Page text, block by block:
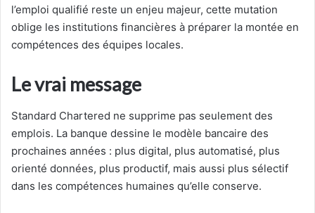
l’emploi qualifié reste un enjeu majeur, cette mutation
oblige les institutions financières à préparer la montée en
compétences des équipes locales.
Le vrai message
Standard Chartered ne supprime pas seulement des
emplois. La banque dessine le modèle bancaire des
prochaines années : plus digital, plus automatisé, plus
orienté données, plus productif, mais aussi plus sélectif
dans les compétences humaines qu’elle conserve.